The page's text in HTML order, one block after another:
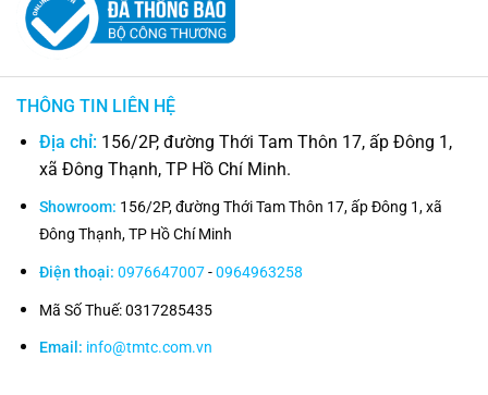
THÔNG TIN LIÊN HỆ
Địa chỉ: 156/2P, đường Thới Tam Thôn 17, ấp Đông 1,
xã Đông Thạnh, TP Hồ Chí Minh.
Showroom: 156/2P, đường Thới Tam Thôn 17, ấp Đông 1, xã
Đông Thạnh, TP Hồ Chí Minh
Điện thoại: 0976647007-0964963258
Mã Số Thuế: 0317285435
Email: info@tmtc.com.vn